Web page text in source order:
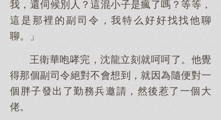
我，還伺候別人？這混小子是瘋了嗎？等等，
這是那裡的副司令，我特么好好找找他聊
聊。」
王衛華咆哮完，沈龍立刻就呵呵了。他覺
得那個副司令絕對不會想到，就因為隨便對一
個胖子發出了勤務兵邀請，然後惹了一個大
佬。